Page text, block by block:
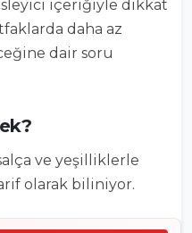
içeriğiyle dikkat
daha az
dair soru
ve yeşilliklerle
olarak biliniyor.